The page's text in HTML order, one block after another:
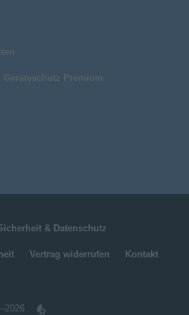
Premium
& Datenschutz
Vertrag widerrufen Kontakt